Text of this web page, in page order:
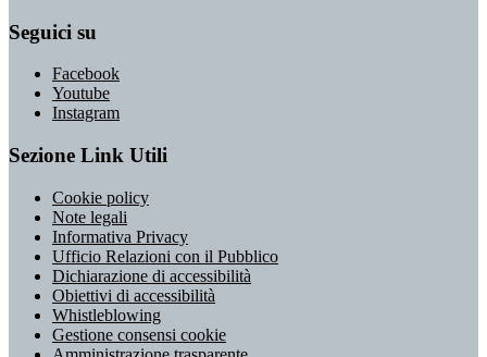
Seguici su
Facebook
Youtube
Instagram
Sezione Link Utili
Cookie policy
Note legali
Informativa Privacy
Ufficio Relazioni con il Pubblico
Dichiarazione di accessibilità
Obiettivi di accessibilità
Whistleblowing
Gestione consensi cookie